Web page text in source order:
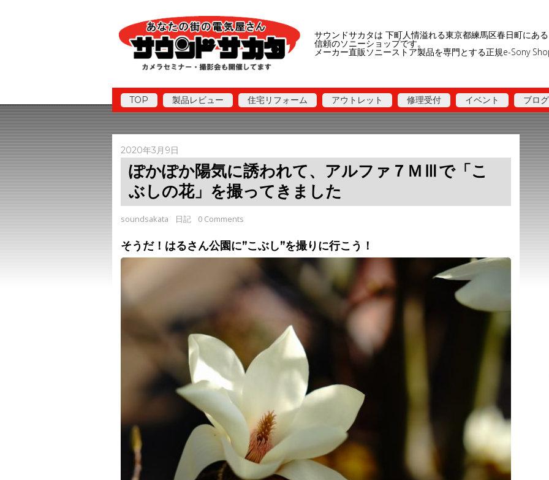
サウンドサカタは 下町人情溢れる東京都練馬区春日町にある
信頼のソニーショップです。
メーカー直販ソニーストア製品を専門とする正規e-Sony
TOP 製品レビュー 住宅リフォーム アウトレット 修理受付 イベント ブログ
2020年3月9日
ぽかぽか陽気に誘われて、アルファ７ＭⅢで「こ
ぶしの花」を撮ってきました
soundsakata 日記 0 Comments
そうだ！はるさん公園に”こぶし”を撮りに行こう！